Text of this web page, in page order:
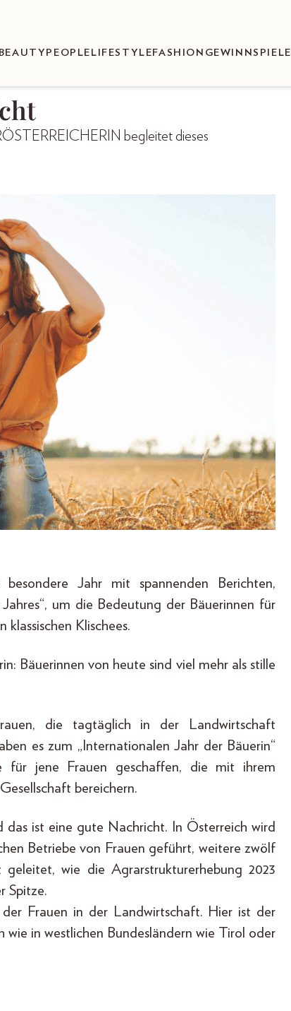
BEAUTY PEOPLE LIFESTYLEFASHION GEWINNSPIELE
begleitet dieses
Jahr mit spannenden Berichten,
um die Bedeutung der Bäuerinnen für
Klischees.
Bäuerinnen von heute sind viel mehr als stille
die tagtäglich in der Landwirtschaft
es zum „Internationalen Jahr der Bäuerin“
für jene Frauen geschaffen, die mit ihrem
bereichern.
ist eine gute Nachricht. In Österreich wird
Betriebe von Frauen geführt, weitere zwölf
wie die Agrarstrukturerhebung 2023
Spitze.
Frauen in der Landwirtschaft. Hier ist der
in westlichen Bundesländern wie Tirol oder